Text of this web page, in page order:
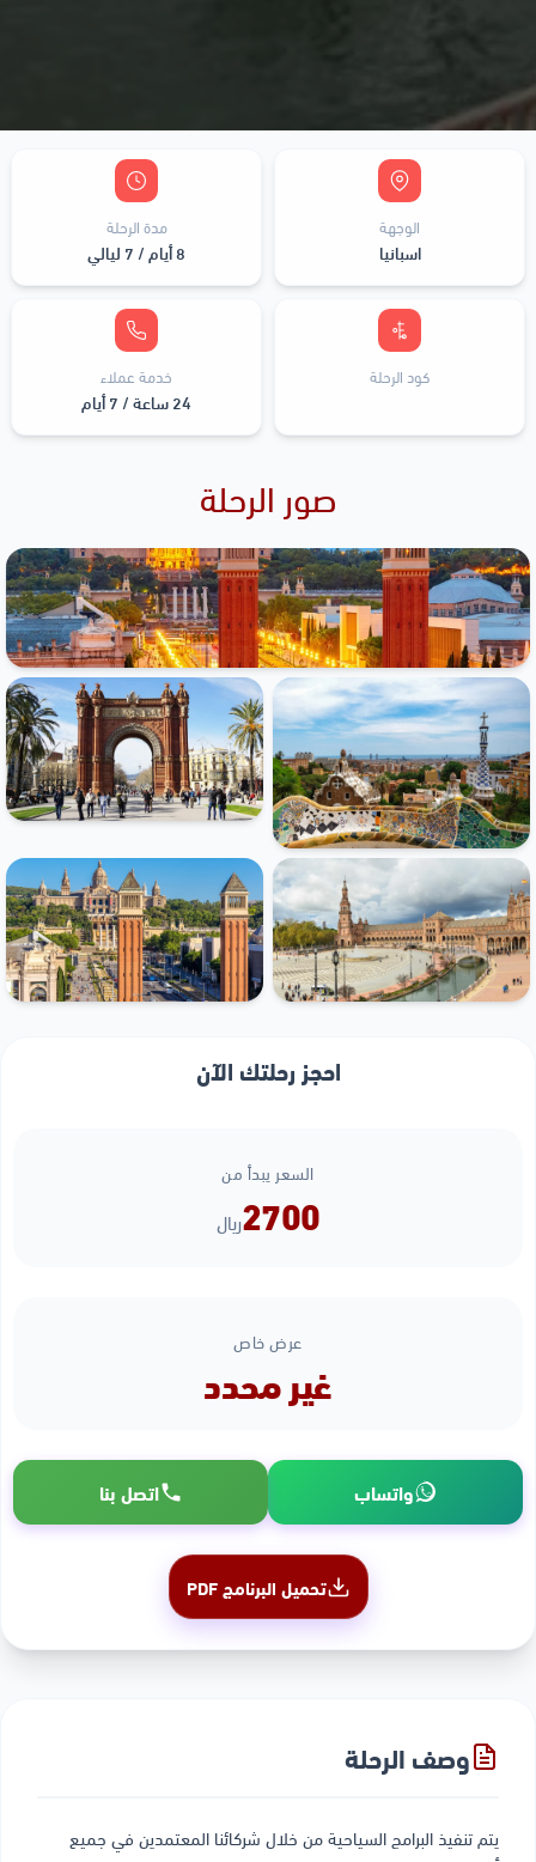
الوجهة
اسبانيا
مدة الرحلة
8 أيام / 7 ليالي
كود الرحلة خدمة عملاء
24 ساعة / 7 أيام
صور الرحلة
احجز رحلتك الآن
السعر يبدأ من
2700ريال
عرض خاص
غير محدد
واتساب اتصل بنا
تحميل البرنامج PDF
وصف الرحلة
يتم تنفيذ البرامج السياحية من خلال شركائنا المعتمدين في جميع